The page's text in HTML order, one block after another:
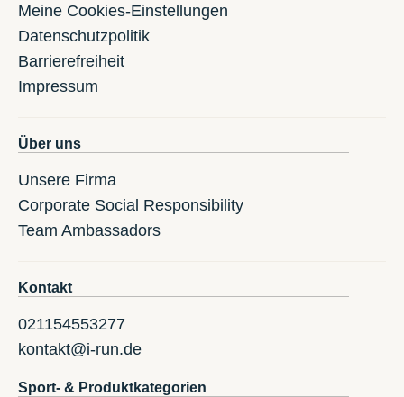
Meine Cookies-Einstellungen
Datenschutzpolitik
Barrierefreiheit
Impressum
Über uns
Unsere Firma
Corporate Social Responsibility
Team Ambassadors
Kontakt
021154553277
kontakt@i-run.de
Sport- & Produktkategorien